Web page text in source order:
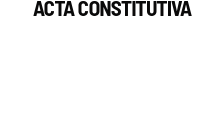
ACTA CONSTITUTIVA